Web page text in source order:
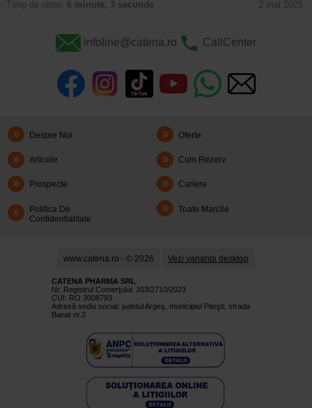
Timp de citire: 6 minute, 3 secunde 2 mai 2025
infoline@catena.ro CallCenter
Despre Noi Oferte
Articole Cum Rezerv
Prospecte Cariere
Politica De
Confidentialitate
Toate Marcile
www.catena.ro - © 2026 Vezi varianta desktop
CATENA PHARMA SRL
Nr. Registrul Comerţului: J03/2710/2023
CUI: RO 3008793
Adresă sediu social: judetul Argeş, municipiul Piteşti, strada
Banat nr.2